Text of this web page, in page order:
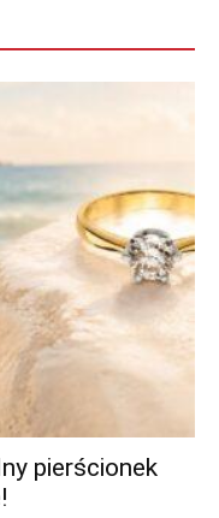
pierścionek